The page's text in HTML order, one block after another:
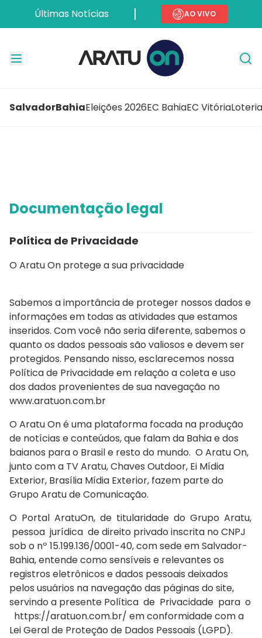
Últimas Notícias AO VIVO
SalvadorBahiaEleições 2026EC BahiaEC Vitória
Documentação legal
Política de Privacidade
O Aratu On protege a sua privacidade
Sabemos a importância de proteger nossos dados e
informações em todas as atividades que estamos
inseridos. Com você não seria diferente, sabemos o
quanto os dados pessoais são valiosos e devem ser
protegidos. Pensando nisso, esclarecemos nossa
Política de Privacidade em relação a coleta e uso
dos dados provenientes de sua navegação no
www.aratuon.com.br
O Aratu On é uma plataforma focada na produção
de notícias e conteúdos, que falam da Bahia e dos
baianos para o Brasil e resto do mundo. O Aratu On,
junto com a TV Aratu, Chaves Outdoor, Ei Mídia
Exterior, Brasília Mídia Exterior, fazem parte do
Grupo Aratu de Comunicação.
O Portal AratuOn, de titularidade do Grupo Aratu,
pessoa jurídica de direito privado inscrita no CNPJ
sob o nº 15.199.136/0001-40, com sede em Salvador-
Bahia, entende como sensíveis e relevantes os
registros eletrônicos e dados pessoais deixados
pelos usuários na navegação das páginas do site,
servindo a presente Política de Privacidade para o
https://aratuon.com.br/ em conformidade com a
Lei Geral de Proteção de Dados Pessoais (LGPD).